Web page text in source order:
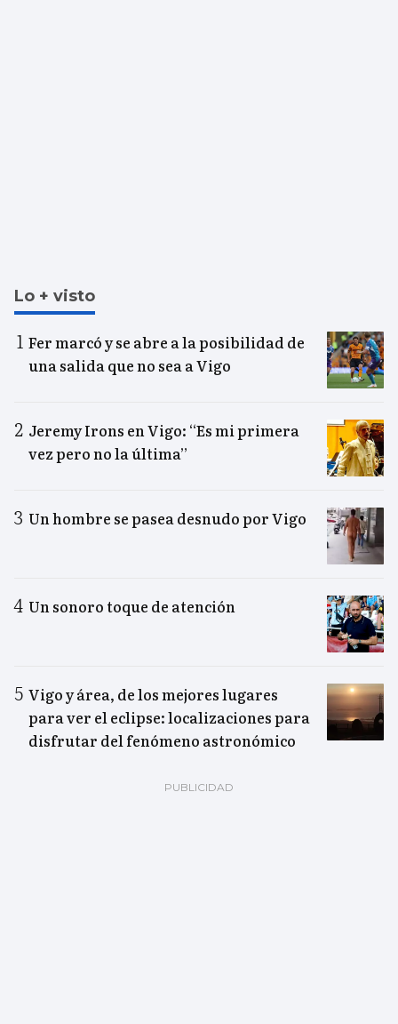
Lo + visto
Fer marcó y se abre a la posibilidad de
una salida que no sea a Vigo
Jeremy Irons en Vigo: “Es mi primera
vez pero no la última”
Un hombre se pasea desnudo por Vigo
Un sonoro toque de atención
Vigo y área, de los mejores lugares
para ver el eclipse: localizaciones para
disfrutar del fenómeno astronómico